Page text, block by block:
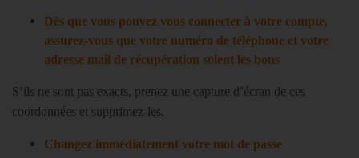
Dès que vous pouvez vous connecter à votre compte,
assurez-vous que votre numéro de téléphone et votre
adresse mail de récupération soient les bons
S’ils ne sont pas exacts, prenez une capture d’écran de ces
coordonnées et supprimez-les.
Changez immédiatement votre mot de passe